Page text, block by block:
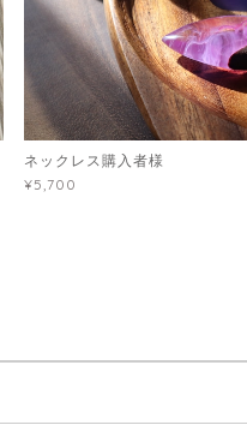
ネックレス購入者様
¥5,700